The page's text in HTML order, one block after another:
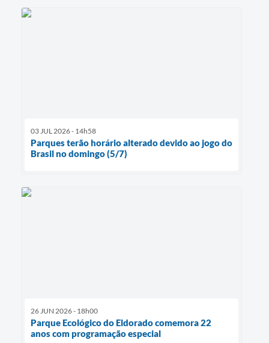
03 JUL 2026 - 14h58
Parques terão horário alterado devido ao jogo do
Brasil no domingo (5/7)
26 JUN 2026 - 18h00
Parque Ecológico do Eldorado comemora 22
anos com programação especial